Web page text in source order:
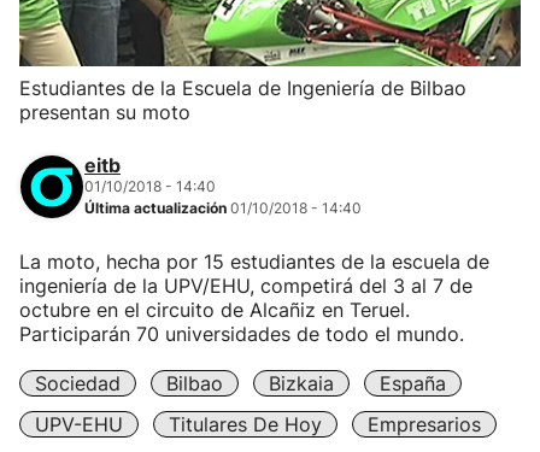
Estudiantes de la Escuela de Ingeniería de Bilbao
presentan su moto
eitb
01/10/2018 - 14:40
Última actualización 01/10/2018 - 14:40
La moto, hecha por 15 estudiantes de la escuela de
ingeniería de la UPV/EHU, competirá del 3 al 7 de
octubre en el circuito de Alcañiz en Teruel.
Participarán 70 universidades de todo el mundo.
Sociedad Bilbao Bizkaia
España
UPV-EHU
Titulares De Hoy Empresarios